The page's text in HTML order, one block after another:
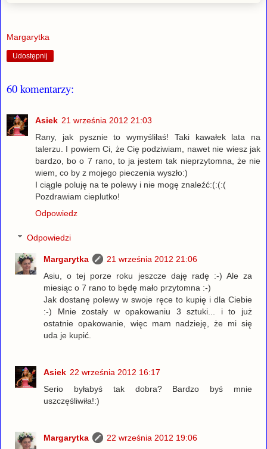
Margarytka
Udostępnij
60 komentarzy:
Asiek 21 września 2012 21:03
Rany, jak pysznie to wymyśliłaś! Taki kawałek lata na
talerzu. I powiem Ci, że Cię podziwiam, nawet nie wiesz jak
bardzo, bo o 7 rano, to ja jestem tak nieprzytomna, że nie
wiem, co by z mojego pieczenia wyszło:)
I ciągle poluję na te polewy i nie mogę znaleźć:(:(:(
Pozdrawiam cieplutko!
Odpowiedz
Odpowiedzi
Margarytka
21 września 2012 21:06
Asiu, o tej porze roku jeszcze daję radę :-) Ale za
miesiąc o 7 rano to będę mało przytomna :-)
Jak dostanę polewy w swoje ręce to kupię i dla Ciebie
:-) Mnie zostały w opakowaniu 3 sztuki... i to już
ostatnie opakowanie, więc mam nadzieję, że mi się
uda je kupić.
Asiek 22 września 2012 16:17
Serio byłabyś tak dobra? Bardzo byś mnie
uszczęśliwiła!:)
Margarytka
22 września 2012 19:06